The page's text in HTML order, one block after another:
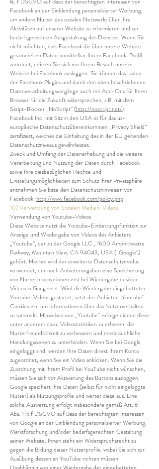
Facebook an der Einblendung personalisierter Werbung,
um andere Nutzer des sozialen Netzwerks über Ihre
Aktivitäten auf unserer Website zu informieren und zur
bedarfsgerechten Ausgestaltung des Dienstes. Wenn Sie
nicht möchten, dass Facebook die über unsere Website
gesammelten Daten unmittelbar Ihrem Facebook-Profil
zuordnet, müssen Sie sich vor Ihrem Besuch unserer
Website bei Facebook ausloggen. Sie können das Laden
der Facebook Plugins und damit den oben beschriebenen
Datenverarbeitungsvorgänge auch mit Add-Ons für Ihren
Browser für die Zukunft widersprechen, z.B. mit dem
Skript-Blocker „NoScript“ (http://noscript.net/).
Facebook Inc. mit Sitz in den USA ist für das us-
europäische Datenschutzübereinkommen „Privacy Shield“
zertifiziert, welches die Einhaltung des in der EU geltenden
Datenschutzniveaus gewährleistet.
Zweck und Umfang der Datenerhebung und die weitere
Verarbeitung und Nutzung der Daten durch Facebook
sowie Ihre diesbezüglichen Rechte und
Einstellungsmöglichkeiten zum Schutz Ihrer Privatsphäre
entnehmen Sie bitte den Datenschutzhinweisen von
Facebook: http://www.facebook.com/policy.php
10) Verwendung von Sozialen Medien: Videos
Verwendung von Youtube-Videos
Diese Website nutzt die Youtube-Einbettungsfunktion zur
Anzeige und Wiedergabe von Videos des Anbieters
„Youtube“, der zu der Google LLC., 1600 Amphitheatre
Parkway, Mountain View, CA 94043, USA („Google“)
gehört. Hierbei wird der erweiterte Datenschutzmodus
verwendet, der nach Anbieterangaben eine Speicherung
von Nutzerinformationen erst bei Wiedergabe des/der
Videos in Gang setzt. Wird die Wiedergabe eingebetteter
Youtube-Videos gestartet, setzt der Anbieter „Youtube“
Cookies ein, um Informationen über das Nutzerverhalten
zu sammeln. Hinweisen von „Youtube“ zufolge dienen diese
unter anderem dazu, Videostatistiken zu erfassen, die
Nutzerfreundlichkeit zu verbessern und missbräuchliche
Handlungsweisen zu unterbinden. Wenn Sie bei Google
eingeloggt sind, werden Ihre Daten direkt Ihrem Konto
zugeordnet, wenn Sie ein Video anklicken. Wenn Sie die
Zuordnung mit Ihrem Profil bei YouTube nicht wünschen,
müssen Sie sich vor Aktivierung des Buttons ausloggen.
Google speichert Ihre Daten (selbst für nicht eingeloggte
Nutzer) als Nutzungsprofile und wertet diese aus. Eine
solche Auswertung erfolgt insbesondere gemäß Art. 6
Abs. 1 lit.f DSGVO auf Basis der berechtigten Interessen
von Google an der Einblendung personalisierter Werbung,
Marktforschung und/oder bedarfsgerechten Gestaltung
seiner Website. Ihnen steht ein Widerspruchsrecht zu
gegen die Bildung dieser Nutzerprofile, wobei Sie sich zur
Ausübung dessen an YouTube richten müssen.